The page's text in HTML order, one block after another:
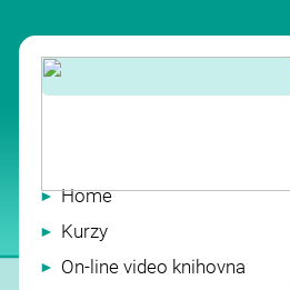
► Home
► Kurzy
► On-line video knihovna